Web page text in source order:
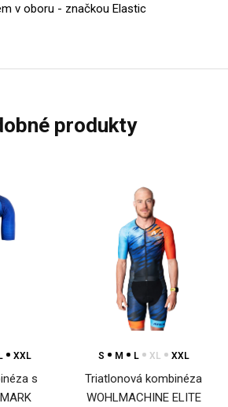
v oboru - značkou Elastic
produkty
XXL
s
S M L XL XXL
Triatlonová kombinéza
WOHLMACHINE ELITE